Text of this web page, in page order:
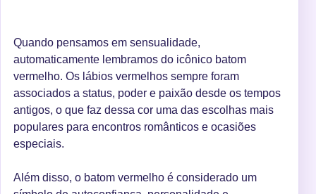
Quando pensamos em sensualidade,
automaticamente lembramos do icônico batom
vermelho. Os lábios vermelhos sempre foram
associados a status, poder e paixão desde os tempos
antigos, o que faz dessa cor uma das escolhas mais
populares para encontros românticos e ocasiões
especiais.
Além disso, o batom vermelho é considerado um